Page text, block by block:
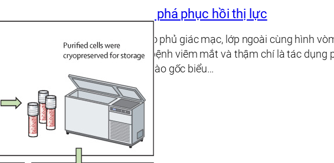
Liệu pháp tế bào gốc đột phá phục hồi thị lực
Các lớp tế bào mỏng manh bao phủ giác mạc, lớp ngoài cùng hình
thương do bỏng, nhiễm trùng, bệnh viêm mắt và thậm chí là tác
tình trạng được gọi là thiếu tế bào gốc biểu…